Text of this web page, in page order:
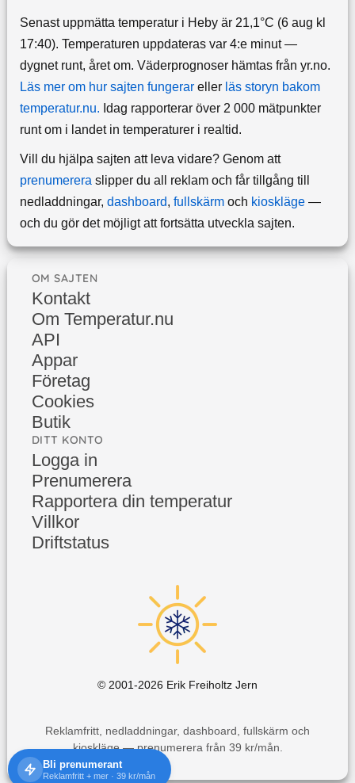
Senast uppmätta temperatur i Heby är 21,1°C (6 aug kl
17:40). Temperaturen uppdateras var 4:e minut —
dygnet runt, året om. Väderprognoser hämtas från yr.no.
Läs mer om hur sajten fungerareller läs storyn bakom
temperatur.nu. Idag rapporterar över 2 000 mätpunkter
runt om i landet in temperaturer i realtid.
Vill du hjälpa sajten att leva vidare? Genom att
prenumereraslipper du all reklam och får tillgång till
nedladdningar, dashboard, fullskärmoch kioskläge—
och du gör det möjligt att fortsätta utveckla sajten.
OM SAJTEN
Kontakt
Om Temperatur.nu
API
Appar
Företag
Cookies
Butik
DITT KONTO
Logga in
Prenumerera
Rapportera din temperatur
Villkor
Driftstatus
© 2001-2026 Erik Freiholtz Jern
Reklamfritt, nedladdningar, dashboard, fullskärm och
kioskläge — prenumerera från 39 kr/mån.
Bli prenumerant
Reklamfritt + mer · 39 kr/mån